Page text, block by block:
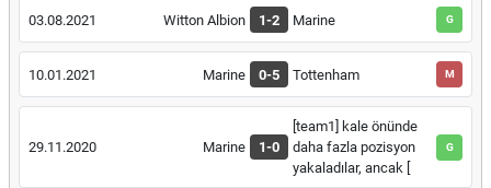
03.08.2021 Witton Albion 1-2 Marine G
10.01.2021 Marine 0-5 Tottenham M
29.11.2020 Marine 1-0
[team1] kale önünde
daha fazla pozisyon
yakaladılar, ancak [
G